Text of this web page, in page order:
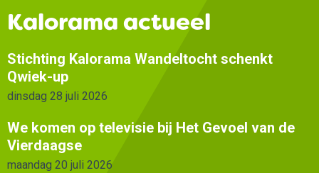
Kalorama actueel
Stichting Kalorama Wandeltocht schenkt
Qwiek-up
dinsdag 28 juli 2026
We komen op televisie bij Het Gevoel van de
Vierdaagse
maandag 20 juli 2026